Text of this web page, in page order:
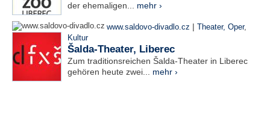
der ehemaligen... mehr ›
www.saldovo-divadlo.cz | Theater, Oper,
Kultur
Šalda-Theater, Liberec
Zum traditionsreichen Šalda-Theater in Liberec
gehören heute zwei... mehr ›